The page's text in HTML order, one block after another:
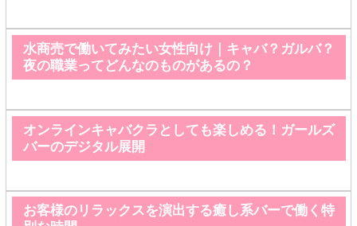
水商売で働いてみたい女性向け｜キャバ？ガルバ？
夜の職業ってどんなのものがあるの？
オンラインキャバクラとしても楽しめる！ガールズ
バーのデジタル展開
お客様のリラックスを演出する癒し系バーで働く特